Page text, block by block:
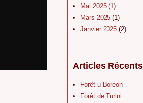
Mai 2025 (1)
Mars 2025 (1)
Janvier 2025 (2)
Articles Récents
Forêt u Boreon
Forêt de Turini